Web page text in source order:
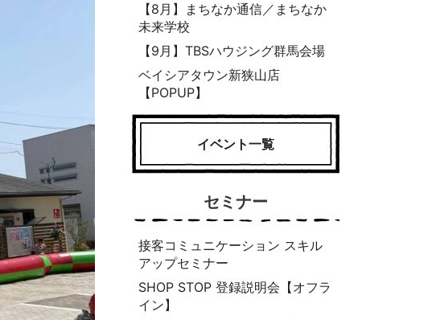
【8月】まちなか通信／まちなか
未来学校
【9月】TBSハウジング群馬会場
ベイシアタウン新狭山店
【POPUP】
イベント一覧
セミナー
接客コミュニケーション スキル
アップセミナー
SHOP STOP 登録説明会【オフラ
イン】